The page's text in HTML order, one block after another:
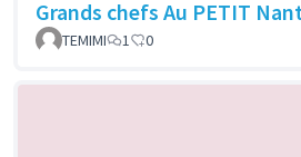
Grands chefs Au PETIT
TEMIMI
1 0